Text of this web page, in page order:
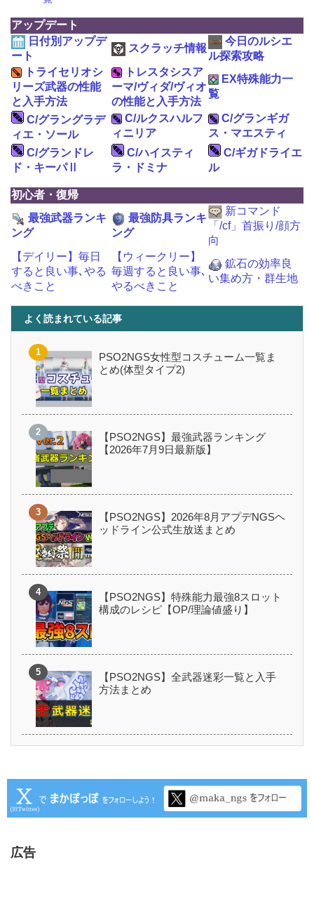
アップデート
日付別アップデ
ート
スクラッチ情報
今日のルシエ
ル探索攻略
トライセリオシ
リーズ武器の性能
と入手方法
トレスタシスア
ーマ/ヴィダ/ヴィオ
の性能と入手方法
EX特殊能力一
覧
C/グラングラデ
ィエ・ソール
C/ルクスハルフ
ィニリア
C/グランギガ
ス・マエスティ
C/グランドレ
ド・キーパⅡ
C/ハイスティ
ラ・ドミナ
C/ギガドライエ
ル
初心者・復帰
最強武器ランキ
ング
最強防具ランキ
ング
新コマンド
「/cf」首振り/顔方
向
【デイリー】毎日
すると良い事､やる
べきこと
【ウィークリー】
毎週すると良い事､
やるべきこと
鉱石の効率良
い集め方・群生地
よく読まれている記事
PSO2NGS女性型コスチューム一覧ま
とめ(体型タイプ2)
【PSO2NGS】最強武器ランキング
【2026年7月9日最新版】
【PSO2NGS】2026年8月アプデNGSヘ
ッドライン公式生放送まとめ
【PSO2NGS】特殊能力最強8スロット
構成のレシピ【OP/理論値盛り】
【PSO2NGS】全武器迷彩一覧と入手
方法まとめ
広告